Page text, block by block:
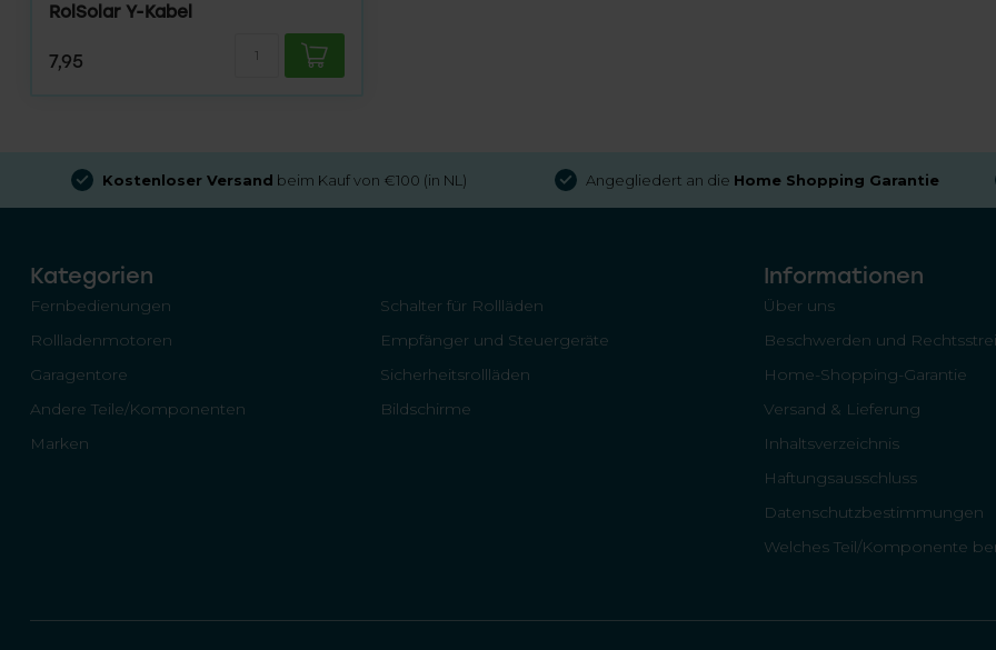
RolSolar Y-Kabel
7,95
Kostenloser Versand beim Kauf von €100 (in NL) Angegliedert an die Home Shopping Garantie
Kategorien
Fernbedienungen
Schalter für Rollläden
Rollladenmotoren
Empfänger und Steuergeräte
Garagentore
Sicherheitsrollläden
Andere Teile/Komponenten
Bildschirme
Marken
Informationen
Über uns
Beschwerden und
Home-Shopping-Garantie
Versand & Lieferung
Inhaltsverzeichnis
Haftungsausschluss
Datenschutzbestimmungen
Welches Teil/Komponente